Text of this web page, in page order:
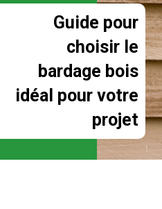
Guide pour
choisir le
bardage bois
idéal pour votre
projet